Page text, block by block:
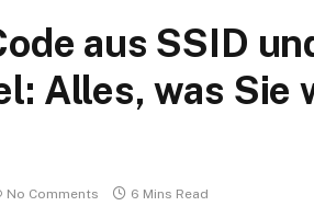
aus SSID
Alles, was Sie
No Comments 6 Mins Read